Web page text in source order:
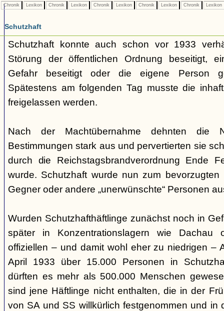
Chronik Lexikon Chronik Lexikon Chronik Lexikon Chronik Lexikon Chronik Lexikon
Schutzhaft
Schutzhaft konnte auch schon vor 1933
Störung der öffentlichen Ordnung beseitigt,
Gefahr beseitigt oder die eigene Person
Spätestens am folgenden Tag musste die
freigelassen werden.
Nach der Machtübernahme dehnten die
Bestimmungen stark aus und pervertierten sie
durch die Reichstagsbrandverordnung Ende
wurde. Schutzhaft wurde nun zum bevorzugten
Gegner oder andere „unerwünschte“ Personen
Wurden Schutzhafthäftlinge zunächst noch in
später in Konzentrationslagern wie Dachau
offiziellen – und damit wohl eher zu niedrigen –
April 1933 über 15.000 Personen in
dürften es mehr als 500.000 Menschen
sind jene Häftlinge nicht enthalten, die in der
von SA und SS willkürlich festgenommen und in